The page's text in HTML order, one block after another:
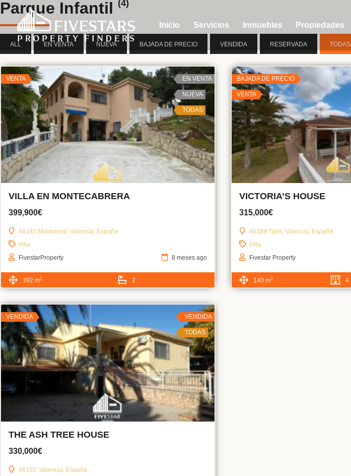
Inicio Servicios Inmuebles Propiedades
Parque Infantil (4)
ALL EN VENTA NUEVA BAJADA DE PRECIO VENDIDA RESERVADA TODAS
VENTA EN VENTA
NUEVA
TODAS
VILLA EN MONTECABRERA
399,900€
46192 Montserrat, Valencia, España
Villa
FivestarProperty
8 meses ago
392 m2 2
BAJADA DE PRECIO
VENTA
VICTORIA’S HOUSE
315,000€
46389 Turís, Valencia, España
Villa
Fivestar Property
140 m2 4
VENDIDA VENDIDA
TODAS
THE ASH TREE HOUSE
330,000€
46192, Valencia, España